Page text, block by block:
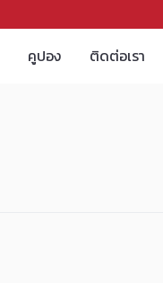
คูปอง ติดต่อเรา